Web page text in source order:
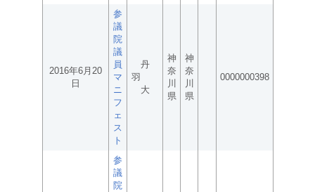
2016年6月20
日
参
議
院
議
員
マ
ニ
フ
ェ
ス
ト
丹
羽
大
神
奈
川
県
神
奈
川
県
0000000398
参
議
院